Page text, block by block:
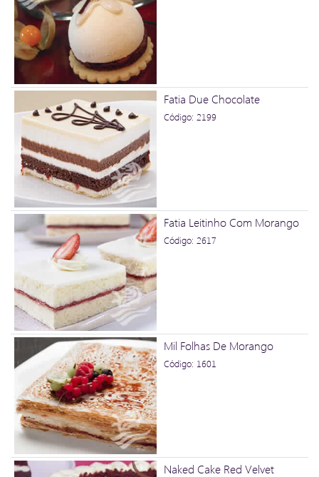
Fatia Due Chocolate
Código: 2199
Fatia Leitinho Com Morango
Código: 2617
Mil Folhas De Morango
Código: 1601
Naked Cake Red Velvet